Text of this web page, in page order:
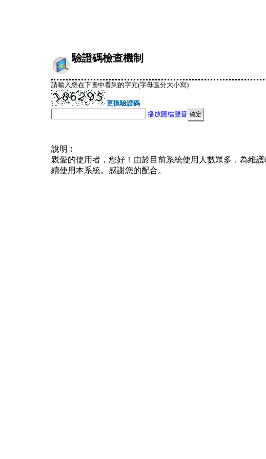
驗證碼檢查機制
請輸入您在下圖中看到的字元(字母區分大小寫)
更換驗證碼
播放圖檔聲音
說明︰
親愛的使用者，您好！由於目前系統使用人數眾多，為維
續使用本系統。感謝您的配合。